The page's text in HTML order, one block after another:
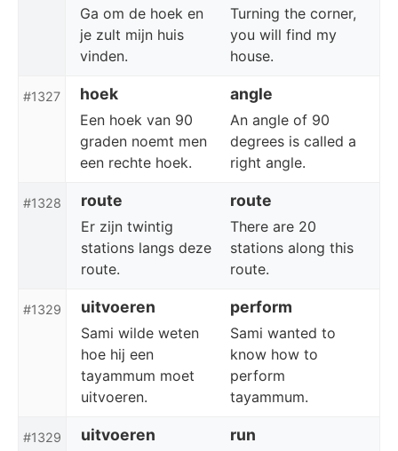
Ga om de hoek en
je zult mijn huis
vinden.
Turning the corner,
you will find my
house.
#1327 hoek angle
Een hoek van 90
graden noemt men
een rechte hoek.
An angle of 90
degrees is called a
right angle.
#1328 route route
Er zijn twintig
stations langs deze
route.
There are 20
stations along this
route.
#1329 uitvoeren perform
Sami wilde weten
hoe hij een
tayammum moet
uitvoeren.
Sami wanted to
know how to
perform
tayammum.
#1329 uitvoeren run